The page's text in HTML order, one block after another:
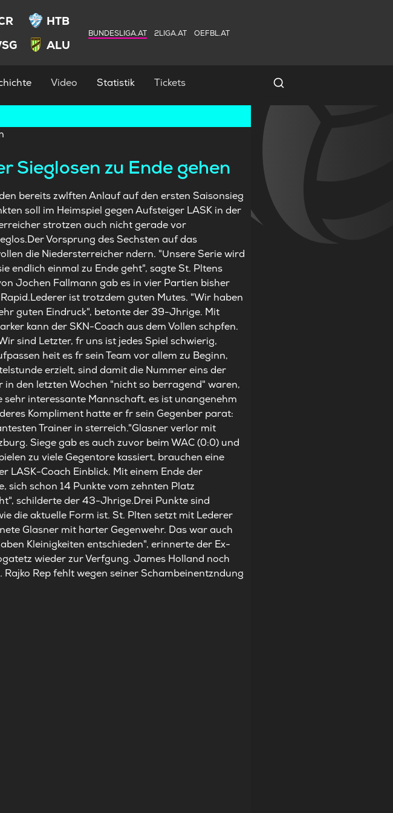
HTB
ALU
BUNDESLIGA.AT 2LIGA.AT OEFBL.AT
Video Statistik Tickets Spielersuche
Sieglosen zu Ende gehen
bereits zwlften Anlauf auf den ersten Saisonsieg
soll im Heimspiel gegen Aufsteiger LASK in der
strotzen auch nicht gerade vor
Vorsprung des Sechsten auf das
die Niedersterreicher ndern. "Unsere Serie wird
endlich einmal zu Ende geht", sagte St. Pltens
Jochen Fallmann gab es in vier Partien bisher
ist trotzdem guten Mutes. "Wir haben
guten Eindruck", betonte der 39-Jhrige. Mit
kann der SKN-Coach aus dem Vollen schpfen.
sind Letzter, fr uns ist jedes Spiel schwierig,
heit es fr sein Team vor allem zu Beginn,
erzielt, sind damit die Nummer eins der
den letzten Wochen "nicht so berragend" waren,
interessante Mannschaft, es ist unangenehm
Kompliment hatte er fr sein Gegenber parat:
Trainer in sterreich."Glasner verlor mit
Siege gab es auch zuvor beim WAC (0:0) und
zu viele Gegentore kassiert, brauchen eine
LASK-Coach Einblick. Mit einem Ende der
sich schon 14 Punkte vom zehnten Platz
schilderte der 43-Jhrige.Drei Punkte sind
die aktuelle Form ist. St. Plten setzt mit Lederer
Glasner mit harter Gegenwehr. Das war auch
Kleinigkeiten entschieden", erinnerte der Ex-
wieder zur Verfgung. James Holland noch
Rep fehlt wegen seiner Schambeinentzndung